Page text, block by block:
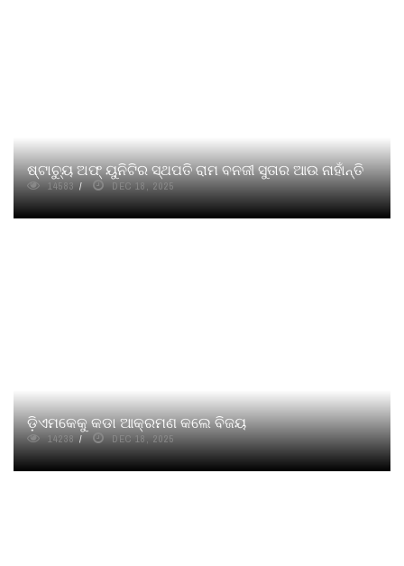
ଷ୍ଟାଚ୍ୟୁ ଅଫ୍ ୟୁନିଟିର ସ୍ଥପତି ରାମ ବନଜୀ ସୁତାର ଆଉ ନାହାଁନ୍ତି
14583 DEC 18, 2025
ଡ଼ିଏମକେକୁ କଡା ଆକ୍ରମଣ କଲେ ବିଜୟ
14238 DEC 18, 2025